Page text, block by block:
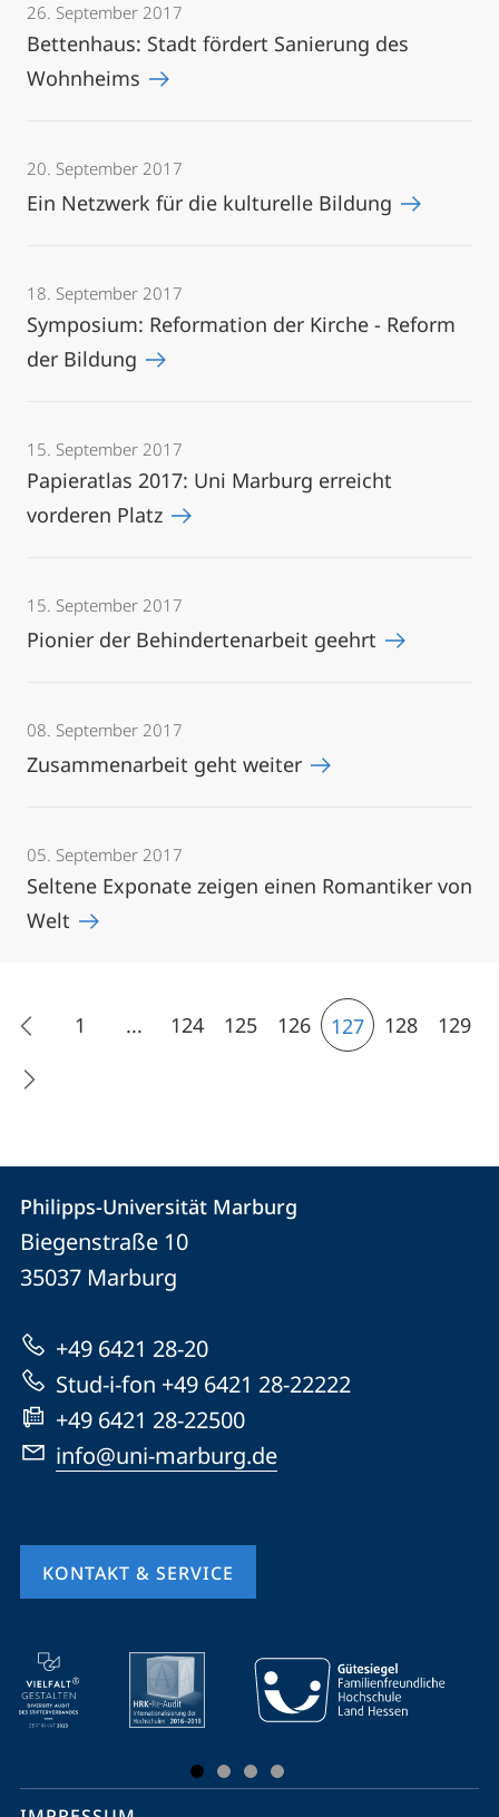
26. September 2017
Bettenhaus: Stadt fördert Sanierung des
Wohnheims
20. September 2017
Ein Netzwerk für die kulturelle Bildung
18. September 2017
Symposium: Reformation der Kirche - Reform
der Bildung
15. September 2017
Papieratlas 2017: Uni Marburg erreicht
vorderen Platz
15. September 2017
Pionier der Behindertenarbeit geehrt
08. September 2017
Zusammenarbeit geht weiter
05. September 2017
Seltene Exponate zeigen einen Romantiker von
Welt
1 ... 124 125 126 127 128 129
Kontakt
und
Informationen
zur
Website
Kontaktinformationen
Philipps-
Universität
Marburg
Philipps-Universität Marburg
Biegenstraße 10
35037 Marburg
+49 6421 28-20
Stud-i-fon +49 6421 28-22222
+49 6421 28-22500
info@uni-marburg.de
KONTAKT & SERVICE
Mobile-
Service-
Navigation
Social